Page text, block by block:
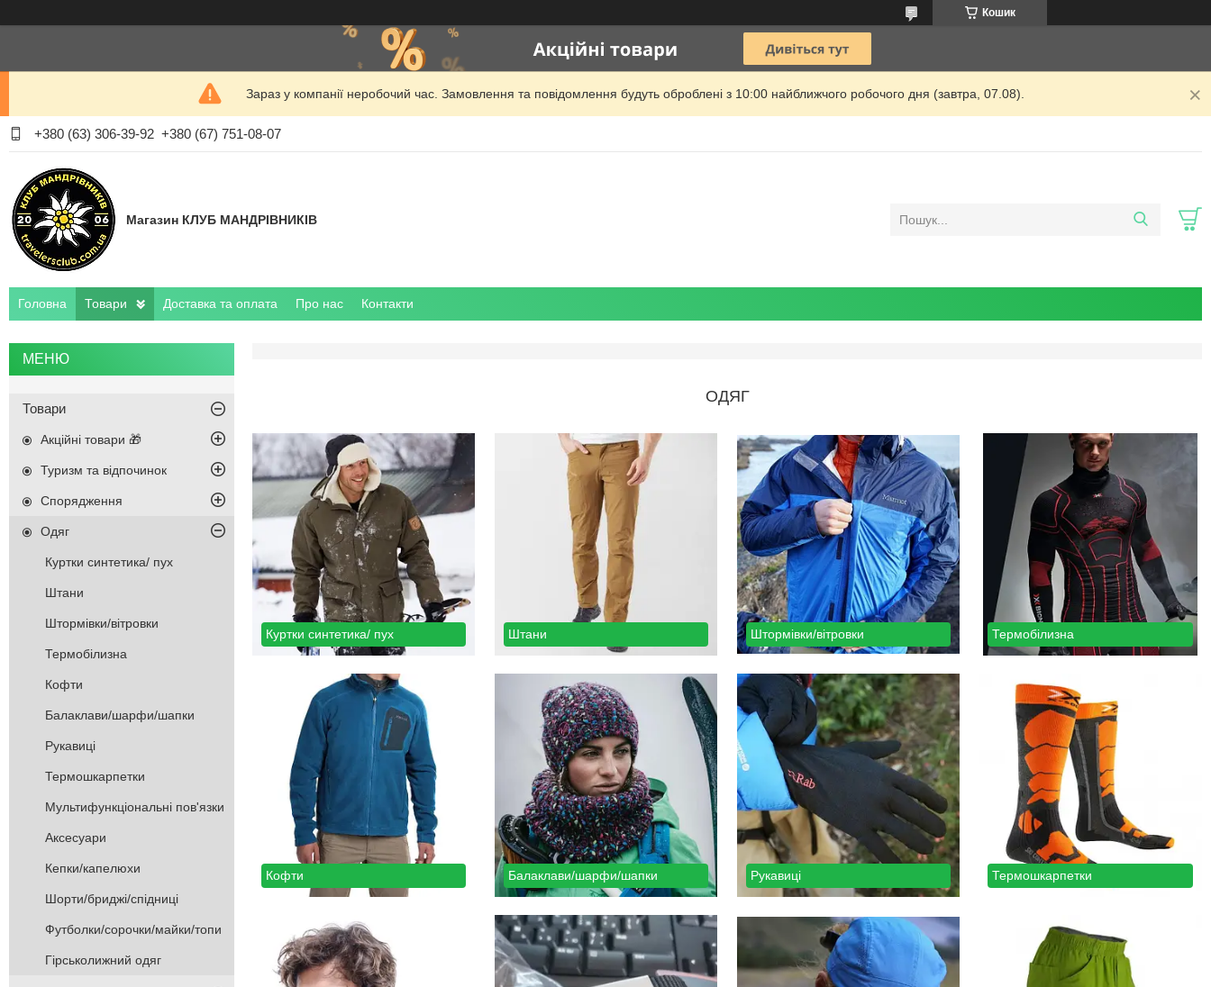
Кошик
Зараз у компанії неробочий час. Замовлення та повідомлення будуть оброблені з 10:00 найближчого робочого дня (завтра, 07.08).
+380 (63) 306-39-92 +380 (67) 751-08-07
Магазин КЛУБ МАНДРІВНИКІВ
Головна Товари Доставка та оплата Про нас Контакти
ОДЯГ
Куртки синтетика/ пух Штани Штормівки/вітровки Термобілизна
Кофти Балаклави/шарфи/шапки Рукавиці Термошкарпетки
Товари
Акційні товари 🎁
Туризм та відпочинок
Спорядження
Одяг
Куртки синтетика/ пух
Штани
Штормівки/вітровки
Термобілизна
Кофти
Балаклави/шарфи/шапки
Рукавиці
Термошкарпетки
Мультифункціональні пов'язки
Аксесуари
Кепки/капелюхи
Шорти/бриджі/спідниці
Футболки/сорочки/майки/топи
Гірськолижний одяг